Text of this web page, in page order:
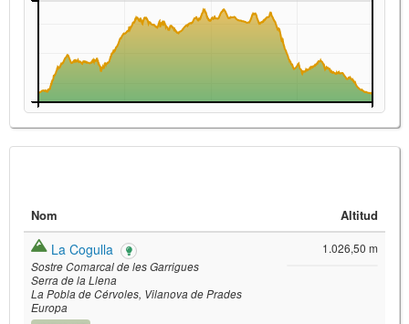
Nom Altitud
La Cogulla
Sostre Comarcal de les Garrigues
Serra de la Llena
La Pobla de Cérvoles Vilanova de Prades
Europa
1.026,50 m